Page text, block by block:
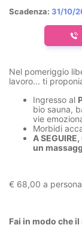
Scadenza: 31/10/
Nel pomeriggio
lavoro... ti
Ingresso al
bio sauna,
vie
Morbidi
A
un
€ 68,00 a persona
Fai in modo che